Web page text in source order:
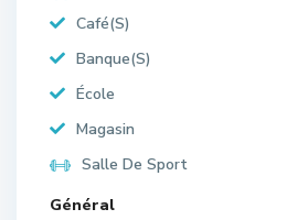
Café(S)
Banque(S)
École
Magasin
Salle De Sport
Général